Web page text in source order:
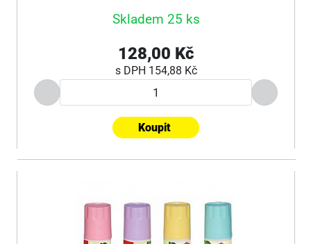
Skladem 25 ks
128,00 Kč
s DPH 154,88 Kč
Koupit